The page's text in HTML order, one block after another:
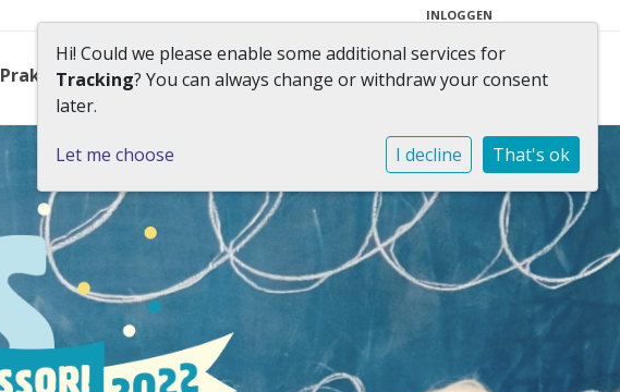
INLOGGEN
Praktisch Contact
Hi! Could we please enable some additional services for
Tracking? You can always change or withdraw your consent
later.
Let me choose I decline That's ok